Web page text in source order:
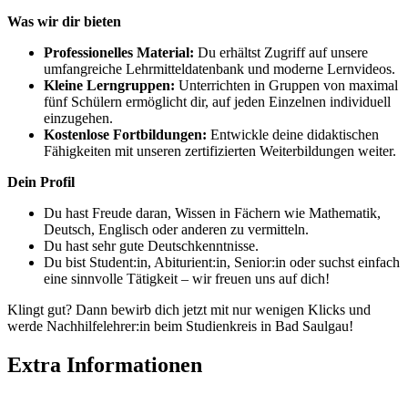
Was wir dir bieten
Professionelles Material: Du erhältst Zugriff auf unsere
umfangreiche Lehrmitteldatenbank und moderne Lernvideos.
Kleine Lerngruppen: Unterrichten in Gruppen von maximal
fünf Schülern ermöglicht dir, auf jeden Einzelnen individuell
einzugehen.
Kostenlose Fortbildungen: Entwickle deine didaktischen
Fähigkeiten mit unseren zertifizierten Weiterbildungen weiter.
Dein Profil
Du hast Freude daran, Wissen in Fächern wie Mathematik,
Deutsch, Englisch oder anderen zu vermitteln.
Du hast sehr gute Deutschkenntnisse.
Du bist Student:in, Abiturient:in, Senior:in oder suchst einfach
eine sinnvolle Tätigkeit – wir freuen uns auf dich!
Klingt gut? Dann bewirb dich jetzt mit nur wenigen Klicks und
werde Nachhilfelehrer:in beim Studienkreis in Bad Saulgau!
Extra Informationen